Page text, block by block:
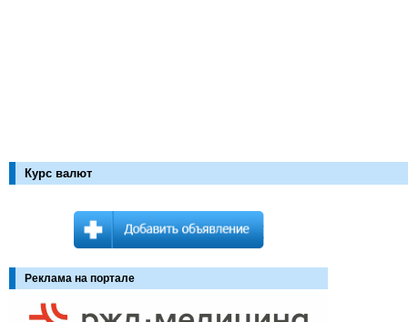
Курс валют
Реклама на портале